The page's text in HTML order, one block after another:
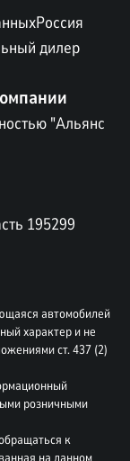
Россия
дилер
"Альянс
195299
автомобилей
характер и не
ст. 437 (2)
розничными
к